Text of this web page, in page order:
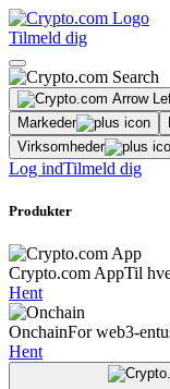
Tilmeld dig
Markeder
Virksomheder
Log indTilmeld dig
Produkter
Crypto.com AppTil
Hent
OnchainFor web3-
Hent